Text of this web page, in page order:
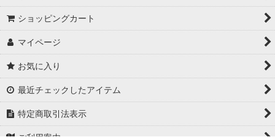
ショッピングカート
マイページ
お気に入り
最近チェックしたアイテム
特定商取引法表示